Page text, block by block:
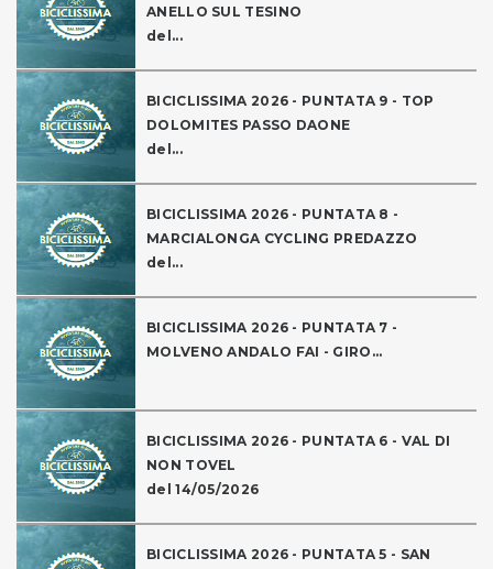
ANELLO SUL TESINO
del...
BICICLISSIMA 2026 - PUNTATA 9 - TOP
DOLOMITES PASSO DAONE
del...
BICICLISSIMA 2026 - PUNTATA 8 -
MARCIALONGA CYCLING PREDAZZO
del...
BICICLISSIMA 2026 - PUNTATA 7 -
MOLVENO ANDALO FAI - GIRO...
BICICLISSIMA 2026 - PUNTATA 6 - VAL DI
NON TOVEL
del 14/05/2026
BICICLISSIMA 2026 - PUNTATA 5 - SAN